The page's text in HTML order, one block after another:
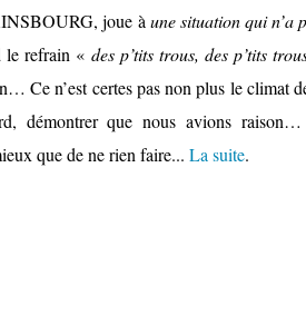
joue à une situation qui n’a
le refrain « des p’tits trous, des p’tits
Ce n’est certes pas non plus le climat
démontrer que nous avions raison…
que de ne rien faire... La suite.